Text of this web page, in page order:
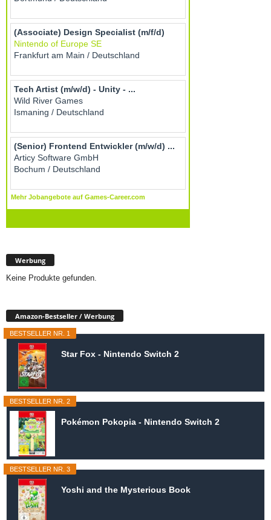
Werbung
Keine Produkte gefunden.
Amazon-Bestseller / Werbung
BESTSELLER NR. 1
Star Fox - Nintendo Switch 2
BESTSELLER NR. 2
Pokémon Pokopia - Nintendo Switch 2
BESTSELLER NR. 3
Yoshi and the Mysterious Book